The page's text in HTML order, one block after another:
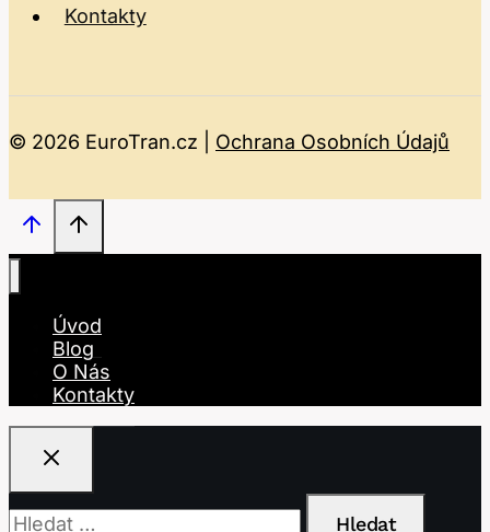
Kontakty
© 2026 EuroTran.cz | Ochrana Osobních Údajů
Úvod
Blog
O Nás
Kontakty
Vyhledávání